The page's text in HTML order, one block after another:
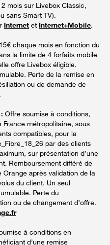
mois sur Livebox Classic,
sans Smart TV).
Internet et Internet+Mobile.
chaque mois en fonction du
la limite de 4 forfaits mobile
offre Livebox éligible.
Perte de la remise en
ou de demande de
Offre soumise à conditions,
métropolitaine, sous
compatibles, pour la
par des clients
sur présentation d’une
Remboursement différé de
après validation de la
du client. Un seul
Perte du
ou de changement d’offre.
à conditions en
d’une remise